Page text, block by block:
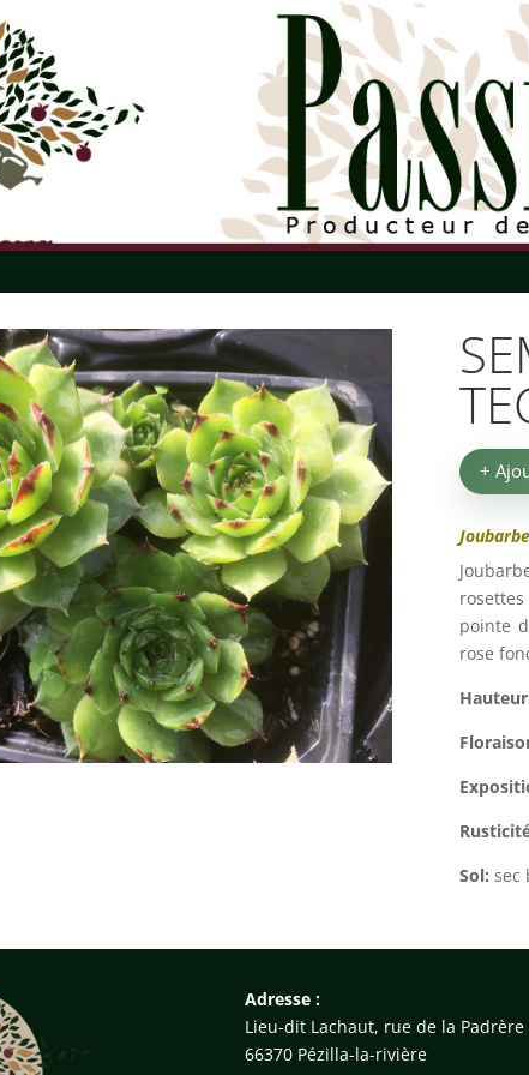
+
pointe
rose
Sol:sec
Adresse :
Lieu-dit Lachaut, rue de la Padrère
66370 Pézilla-la-rivière